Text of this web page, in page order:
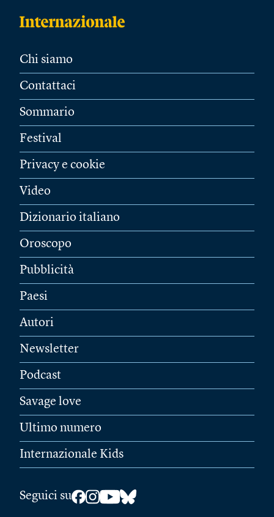
Chi siamo
Contattaci
Sommario
Festival
Privacy e cookie
Video
Dizionario italiano
Oroscopo
Pubblicità
Paesi
Autori
Newsletter
Podcast
Savage love
Ultimo numero
Internazionale Kids
Seguici su